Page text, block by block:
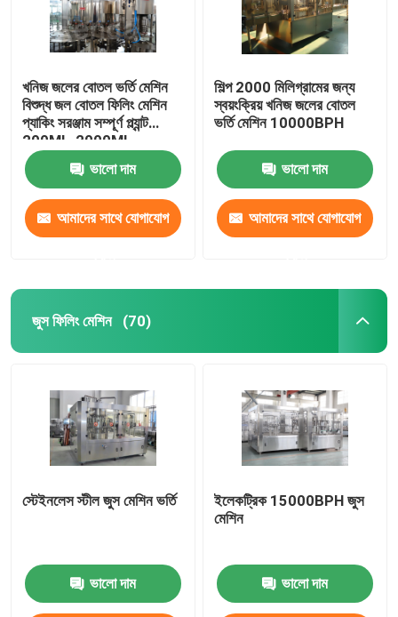
খনিজ জলের বোতল ভর্তি মেশিন
বিশুদ্ধ জল বোতল ফিলিং মেশিন
প্যাকিং সরঞ্জাম সম্পূর্ণ প্ল্যান্ট
200ML-2000ML
ভালো দাম
আমাদের সাথে যোগাযোগ
শিল্প 2000 মিলিগ্রামের জন্য
স্বয়ংক্রিয় খনিজ জলের বোতল
ভর্তি মেশিন 10000BPH
ভালো দাম
আমাদের সাথে যোগাযোগ
জুস ফিলিং মেশিন (70)
স্টেইনলেস স্টীল জুস মেশিন ভর্তি
ভালো দাম
ইলেকট্রিক 15000BPH জুস
মেশিন
ভালো দাম